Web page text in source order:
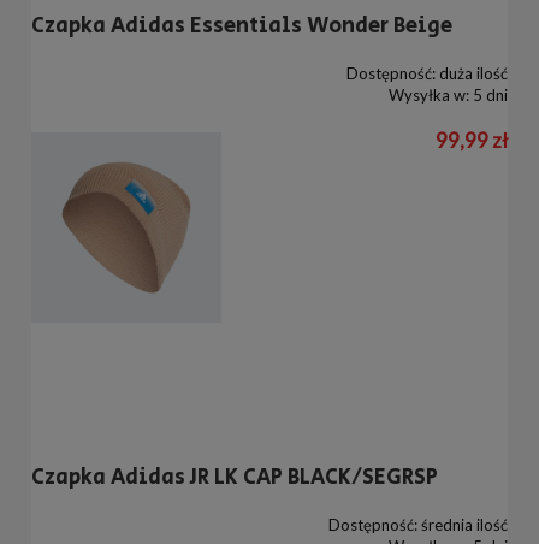
Czapka Adidas Essentials Wonder Beige
Dostępność: duża ilość
Wysyłka w: 5 dni
99,99 zł
Czapka Adidas JR LK CAP BLACK/SEGRSP
Dostępność:średnia ilość